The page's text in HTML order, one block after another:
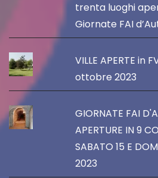
trenta luoghi
Giornate FAI
VILLE APERTE in
ottobre 2023
GIORNATE FAI
APERTURE IN 9
SABATO 15 E
2023